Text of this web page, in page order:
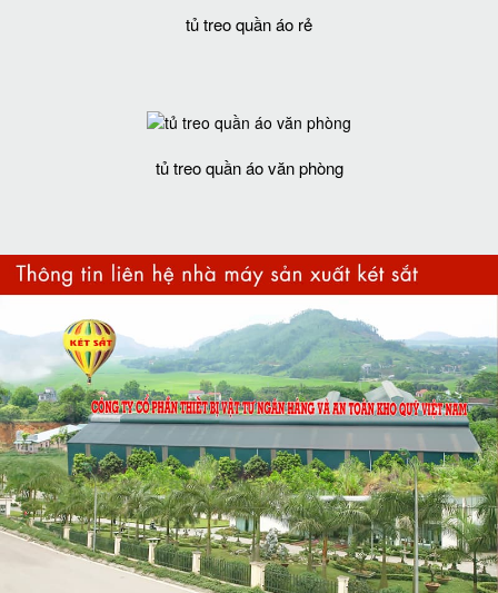
tủ treo quần áo rẻ
tủ treo quần áo văn phòng